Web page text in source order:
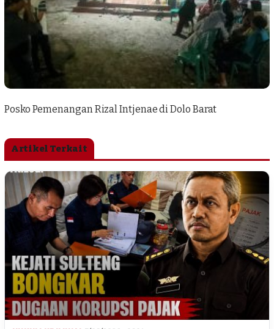
Posko Pemenangan Rizal Intjenae di Dolo Barat
Artikel Terkait